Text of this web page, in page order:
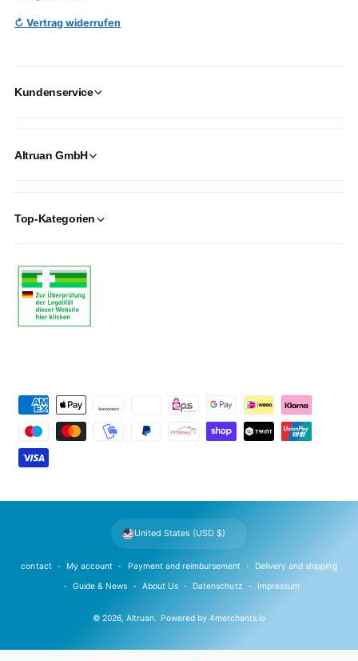
↻ Vertrag widerrufen
Kundenservice
Altruan GmbH
Top-Kategorien
m
n
© 2026,Altruan. Powered by 4merchants.io
contact My account Payment and reimbursement Delivery and shipping
Guide & News About Us Datenschutz Impressum
United States (USD $)